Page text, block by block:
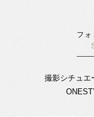
フォ
撮影シチュエ